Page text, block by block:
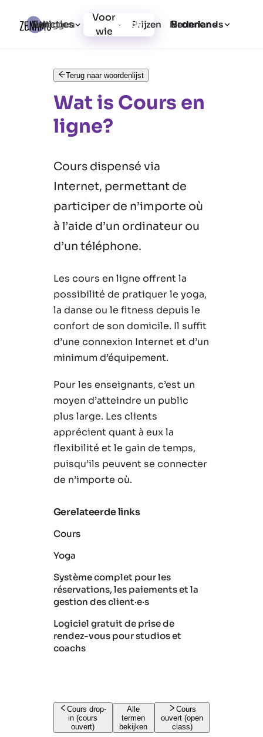
Functies
Voor
wie
Prijzen Bronnen
Inloggen Registratie Nederlands
Terug naar woordenlijst
Wat is Cours en
ligne?
Cours dispensé via
Internet, permettant de
participer de n’importe où
à l’aide d’un ordinateur ou
d’un téléphone.
Les cours en ligne offrent la
possibilité de pratiquer le yoga,
la danse ou le fitness depuis le
confort de son domicile. Il suffit
d’une connexion Internet et d’un
minimum d’équipement.
Pour les enseignants, c’est un
moyen d’atteindre un public
plus large. Les clients
apprécient quant à eux la
flexibilité et le gain de temps,
puisqu’ils peuvent se connecter
de n’importe où.
Gerelateerde links
Cours
Yoga
Système complet pour les
réservations, les paiements et la
gestion des client·e·s
Logiciel gratuit de prise de
rendez-vous pour studios et
coachs
Cours drop-
in (cours
ouvert)
Alle
termen
bekijken
Cours
ouvert (open
class)